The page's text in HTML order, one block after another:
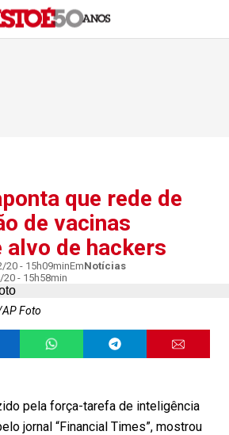
que rede de
de vacinas
alvo de hackers
20 - 15h09minEmNotícias
- 15h58min
Foto
pela força-tarefa de inteligência
jornal “Financial Times”, mostrou